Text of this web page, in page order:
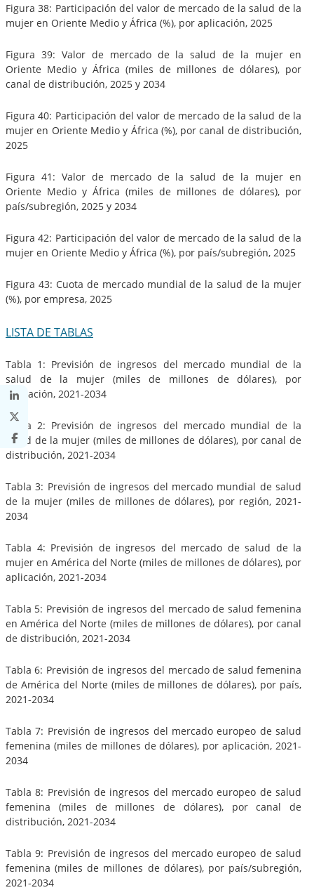
Figura 38: Participación del valor de mercado de la salud de la
mujer en Oriente Medio y África (%), por aplicación, 2025
Figura 39: Valor de mercado de la salud de la mujer en
Oriente Medio y África (miles de millones de dólares), por
canal de distribución, 2025 y 2034
Figura 40: Participación del valor de mercado de la salud de la
mujer en Oriente Medio y África (%), por canal de distribución,
2025
Figura 41: Valor de mercado de la salud de la mujer en
Oriente Medio y África (miles de millones de dólares), por
país/subregión, 2025 y 2034
Figura 42: Participación del valor de mercado de la salud de la
mujer en Oriente Medio y África (%), por país/subregión, 2025
Figura 43: Cuota de mercado mundial de la salud de la mujer
(%), por empresa, 2025
LISTA DE TABLAS
Tabla 1: Previsión de ingresos del mercado mundial de la
salud de la mujer (miles de millones de dólares), por
aplicación, 2021-2034
Tabla 2: Previsión de ingresos del mercado mundial de la
salud de la mujer (miles de millones de dólares), por canal de
distribución, 2021-2034
Tabla 3: Previsión de ingresos del mercado mundial de salud
de la mujer (miles de millones de dólares), por región, 2021-
2034
Tabla 4: Previsión de ingresos del mercado de salud de la
mujer en América del Norte (miles de millones de dólares), por
aplicación, 2021-2034
Tabla 5: Previsión de ingresos del mercado de salud femenina
en América del Norte (miles de millones de dólares), por canal
de distribución, 2021-2034
Tabla 6: Previsión de ingresos del mercado de salud femenina
de América del Norte (miles de millones de dólares), por país,
2021-2034
Tabla 7: Previsión de ingresos del mercado europeo de salud
femenina (miles de millones de dólares), por aplicación, 2021-
2034
Tabla 8: Previsión de ingresos del mercado europeo de salud
femenina (miles de millones de dólares), por canal de
distribución, 2021-2034
Tabla 9: Previsión de ingresos del mercado europeo de salud
femenina (miles de millones de dólares), por país/subregión,
2021-2034